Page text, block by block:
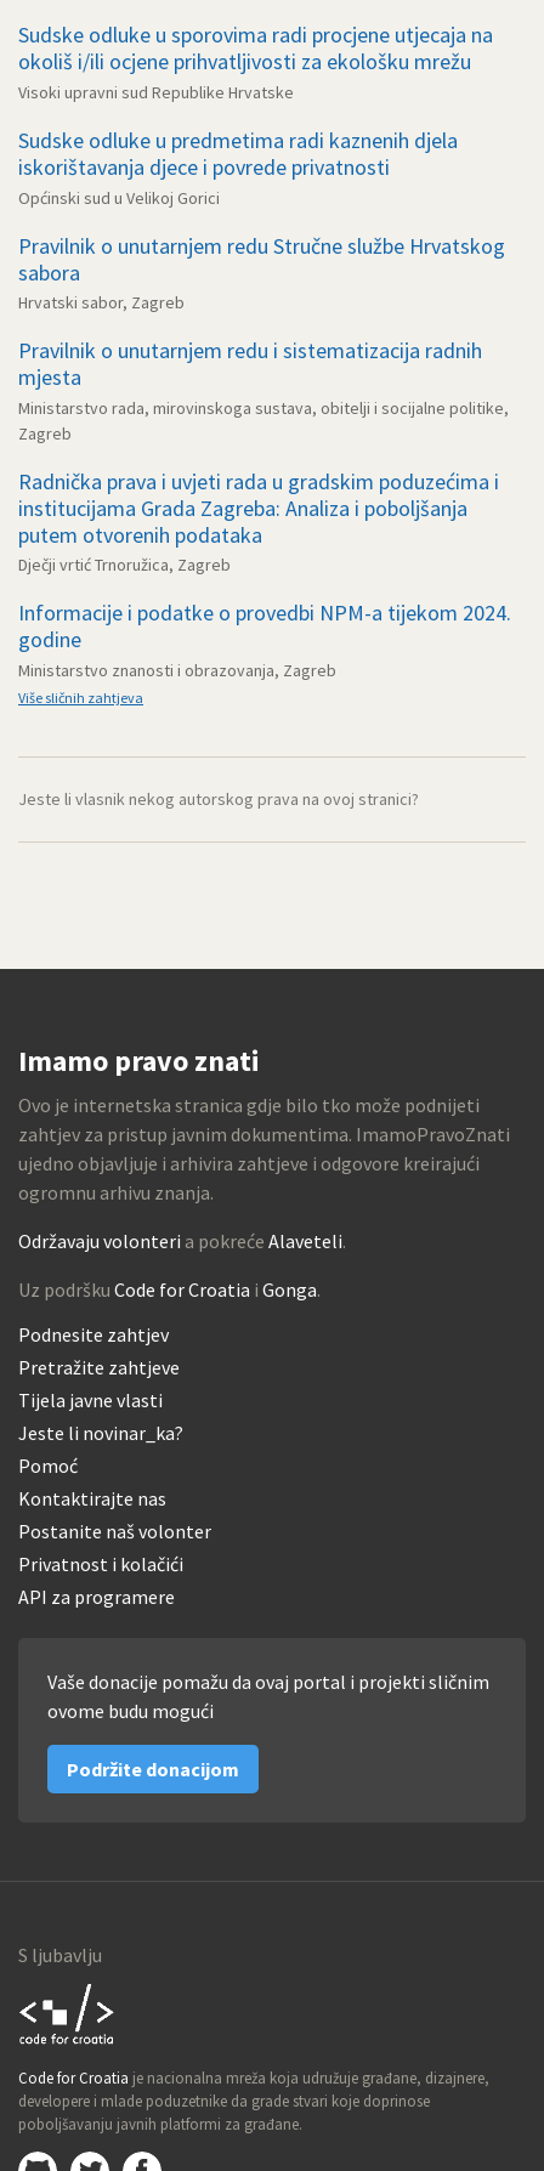
Sudske odluke u sporovima radi procjene utjecaja na
okoliš i/ili ocjene prihvatljivosti za ekološku mrežu
Visoki upravni sud Republike Hrvatske
Sudske odluke u predmetima radi kaznenih djela
iskorištavanja djece i povrede privatnosti
Općinski sud u Velikoj Gorici
Pravilnik o unutarnjem redu Stručne službe Hrvatskog
sabora
Hrvatski sabor, Zagreb
Pravilnik o unutarnjem redu i sistematizacija radnih
mjesta
Ministarstvo rada, mirovinskoga sustava, obitelji i socijalne politike,
Zagreb
Radnička prava i uvjeti rada u gradskim poduzećima i
institucijama Grada Zagreba: Analiza i poboljšanja
putem otvorenih podataka
Dječji vrtić Trnoružica, Zagreb
Informacije i podatke o provedbi NPM-a tijekom 2024.
godine
Ministarstvo znanosti i obrazovanja, Zagreb
Više sličnih zahtjeva
Jeste li vlasnik nekog autorskog prava na ovoj stranici?
Imamo pravo znati
Ovo je internetska stranica gdje bilo tko može podnijeti
zahtjev za pristup javnim dokumentima. ImamoPravoZnati
ujedno objavljuje i arhivira zahtjeve i odgovore kreirajući
ogromnu arhivu znanja.
Održavaju volonteri a pokreće Alaveteli.
Uz podršku Code for Croatia i Gonga.
Podnesite zahtjev
Pretražite zahtjeve
Tijela javne vlasti
Jeste li novinar_ka?
Pomoć
Kontaktirajte nas
Postanite naš volonter
Privatnost i kolačići
API za programere
Vaše donacije pomažu da ovaj portal i projekti sličnim
ovome budu mogući
Podržite donacijom
S ljubavlju
Croatia
Code for Croatia je nacionalna mreža koja udružuje građane, dizajnere,
developere i mlade poduzetnike da grade stvari koje doprinose
poboljšavanju javnih platformi za građane.